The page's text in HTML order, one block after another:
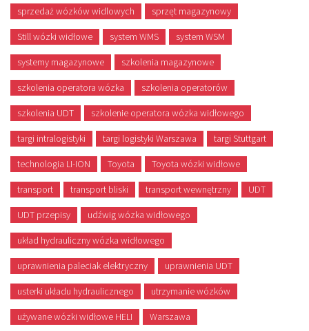
sprzedaż wózków widlowych sprzęt magazynowy
Still wózki widłowe system WMS system WSM
systemy magazynowe szkolenia magazynowe
szkolenia operatora wózka szkolenia operatorów
szkolenia UDT szkolenie operatora wózka widłowego
targi intralogistyki targi logistyki Warszawa targi Stuttgart
technologia LI-ION Toyota Toyota wózki widłowe
transport transport bliski transport wewnętrzny UDT
UDT przepisy udźwig wózka widłowego
układ hydrauliczny wózka widłowego
uprawnienia paleciak elektryczny uprawnienia UDT
usterki układu hydraulicznego utrzymanie wózków
używane wózki widłowe HELI Warszawa